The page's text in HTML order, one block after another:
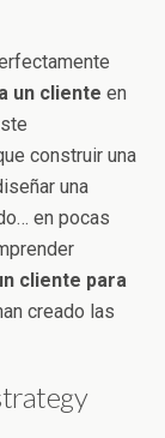
un cliente en
construir una
una
en pocas
cliente para
creado las